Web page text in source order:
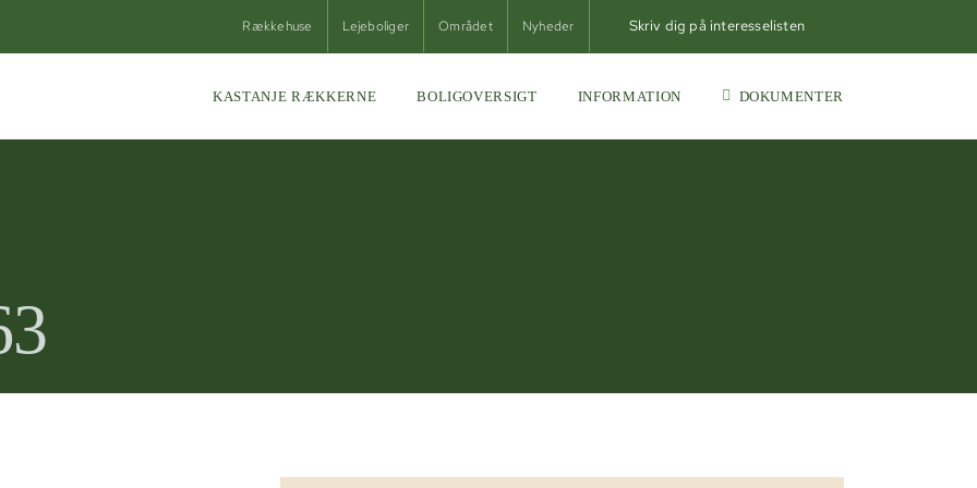
Rækkehuse Lejeboliger Området Nyheder Skriv dig på interesselisten
KASTANJE RÆKKERNE BOLIGOVERSIGT INFORMATION DOKUMENTER